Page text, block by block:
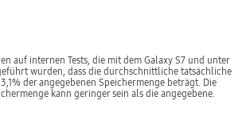
auf internen Tests, die mit dem Galaxy S7 und unter
wurden, dass die durchschnittliche tatsächliche
der angegebenen Speichermenge beträgt. Die
kann geringer sein als die angegebene.